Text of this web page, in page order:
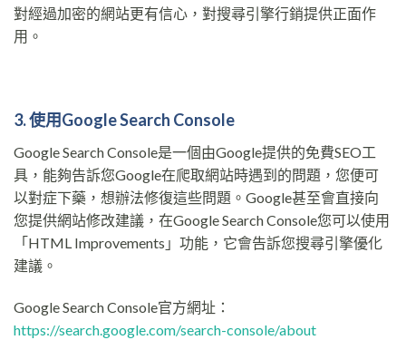
對經過加密的網站更有信心，對搜尋引擎行銷提供正面作
用。
3. 使用Google Search Console
Google Search Console是一個由Google提供的免費SEO工
具，能夠告訴您Google在爬取網站時遇到的問題，您便可
以對症下藥，想辦法修復這些問題。Google甚至會直接向
您提供網站修改建議，在Google Search Console您可以使用
「HTML Improvements」功能，它會告訴您搜尋引擎優化
建議。
Google Search Console官方網址：
https://search.google.com/search-console/about